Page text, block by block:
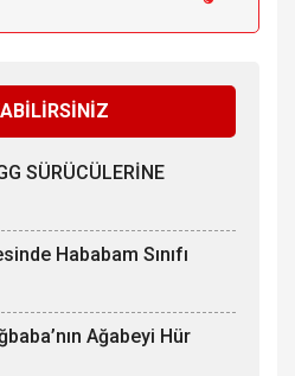
SÜRÜCÜLERİNE
Hababam Sınıfı
Ağabeyi Hür